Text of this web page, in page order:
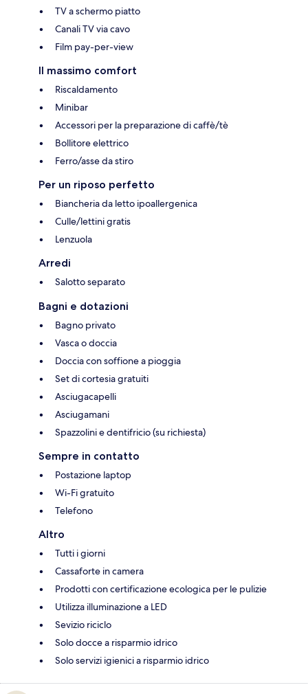
TV a schermo piatto
Canali TV via cavo
Film pay-per-view
Il massimo comfort
Riscaldamento
Minibar
Accessori per la preparazione di caffè/tè
Bollitore elettrico
Ferro/asse da stiro
Per un riposo perfetto
Biancheria da letto ipoallergenica
Culle/lettini gratis
Lenzuola
Arredi
Salotto separato
Bagni e dotazioni
Bagno privato
Vasca o doccia
Doccia con soffione a pioggia
Set di cortesia gratuiti
Asciugacapelli
Asciugamani
Spazzolini e dentifricio (su richiesta)
Sempre in contatto
Postazione laptop
Wi-Fi gratuito
Telefono
Altro
Tutti i giorni
Cassaforte in camera
Prodotti con certificazione ecologica per le pulizie
Utilizza illuminazione a LED
Sevizio riciclo
Solo docce a risparmio idrico
Solo servizi igienici a risparmio idrico